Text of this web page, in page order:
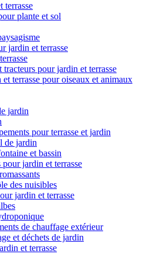
terrasse
plante et sol
jardin et terrasse
tracteurs pour jardin et terrasse
terrasse pour oiseaux et animaux
jardin
pour terrasse et jardin
de jardin
et bassin
pour jardin et terrasse
des nuisibles
jardin et terrasse
de chauffage extérieur
et déchets de jardin
et terrasse